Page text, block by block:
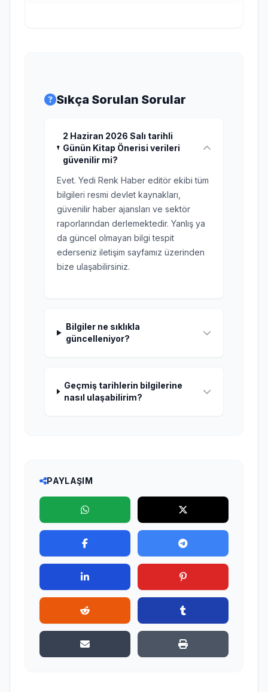
Sıkça Sorulan Sorular
2 Haziran 2026 Salı tarihli
Günün Kitap Önerisi verileri
güvenilir mi?
Evet. Yedi Renk Haber editör ekibi tüm
bilgileri resmi devlet kaynakları,
güvenilir haber ajansları ve sektör
raporlarından derlemektedir. Yanlış ya
da güncel olmayan bilgi tespit
ederseniz iletişim sayfamız üzerinden
bize ulaşabilirsiniz.
Bilgiler ne sıklıkla
güncelleniyor?
Geçmiş tarihlerin bilgilerine
nasıl ulaşabilirim?
PAYLAŞIM